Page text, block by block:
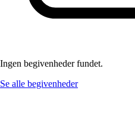
Ingen begivenheder fundet.
Se alle begivenheder